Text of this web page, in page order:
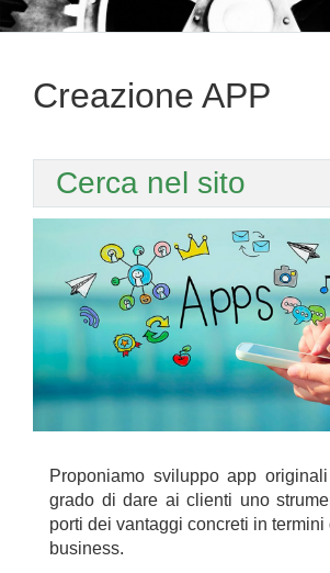
Creazione APP
Proponiamo sviluppo app
grado di dare ai clienti uno
porti dei vantaggi concreti in termini
business.